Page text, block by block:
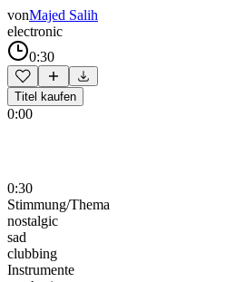
vonMajed Salih
electronic
0:30
Titel kaufen
0:00
0:30
Stimmung/Thema
nostalgic
sad
clubbing
Instrumente